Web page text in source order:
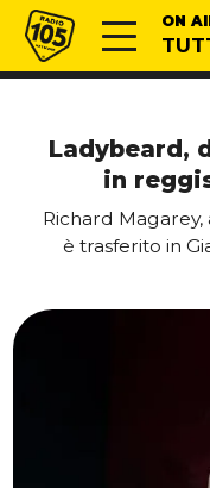
Vai al contenuto
Radio 105 ON
Ladybeard,
in
Richard
è trasferito in